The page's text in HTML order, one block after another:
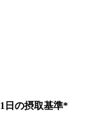
1日の摂取基準*